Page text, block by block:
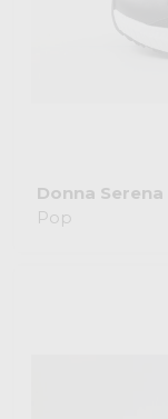
Donna Serena
Pop